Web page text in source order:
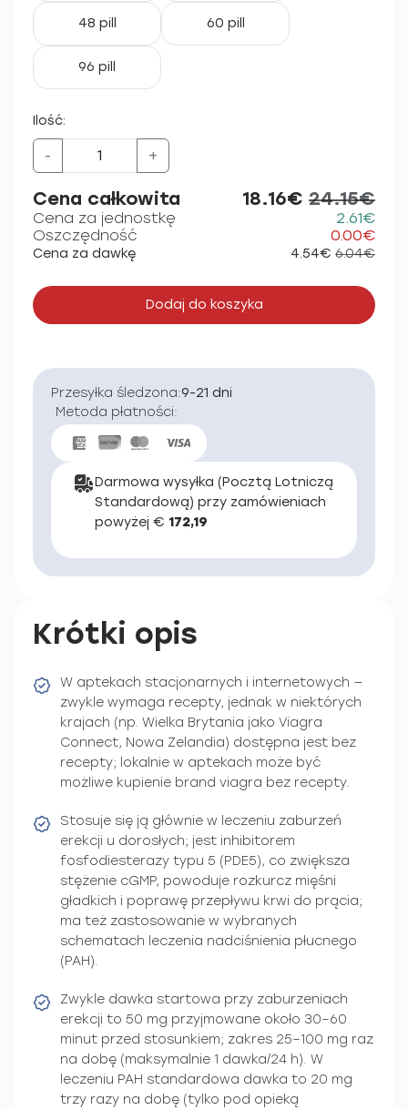
48 pill 60 pill
96 pill
Ilość:
- +
Cena całkowita 18.16€ 24.15€
Cena za jednostkę
2.61€
Oszczędność
0.00€
Cena za dawkę 4.54€ 6.04€
Dodaj do koszyka
Przesyłka śledzona:9-21 dni
Metoda płatności:
Darmowa wysyłka (Pocztą Lotniczą
Standardową) przy zamówieniach
powyżej € 172,19
Krótki opis
W aptekach stacjonarnych i internetowych —
zwykle wymaga recepty, jednak w niektórych
krajach (np. Wielka Brytania jako Viagra
Connect, Nowa Zelandia) dostępna jest bez
recepty; lokalnie w aptekach może być
możliwe kupienie brand viagra bez recepty.
Stosuje się ją głównie w leczeniu zaburzeń
erekcji u dorosłych; jest inhibitorem
fosfodiesterazy typu 5 (PDE5), co zwiększa
stężenie cGMP, powoduje rozkurcz mięśni
gładkich i poprawę przepływu krwi do prącia;
ma też zastosowanie w wybranych
schematach leczenia nadciśnienia płucnego
(PAH).
Zwykle dawka startowa przy zaburzeniach
erekcji to 50 mg przyjmowane około 30–60
minut przed stosunkiem; zakres 25–100 mg raz
na dobę (maksymalnie 1 dawka/24 h). W
leczeniu PAH standardowa dawka to 20 mg
trzy razy na dobę (tylko pod opieką